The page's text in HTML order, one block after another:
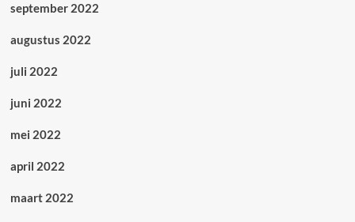
september 2022
augustus 2022
juli 2022
juni 2022
mei 2022
april 2022
maart 2022